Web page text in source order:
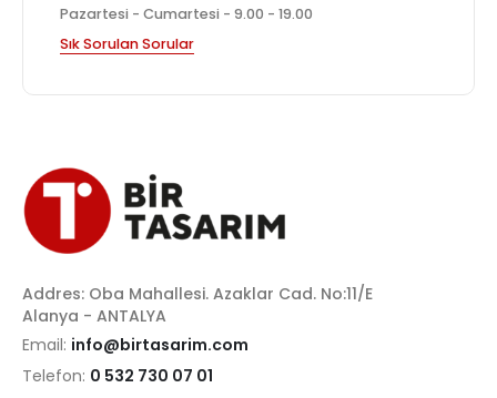
Pazartesi - Cumartesi - 9.00 - 19.00
Sık Sorulan Sorular
Addres: Oba Mahallesi. Azaklar Cad. No:11/E
Alanya - ANTALYA
Email: info@birtasarim.com
Telefon: 0 532 730 07 01